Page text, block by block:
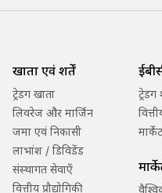
खाता एवं शर्तें
ट्रेडिंग खाता
लिवरेज और मार्जिन
जमा एवं निकासी
लाभांश / डिविडेंड
संस्थागत सेवाएँ
वित्तीय प्रौद्योगिकी